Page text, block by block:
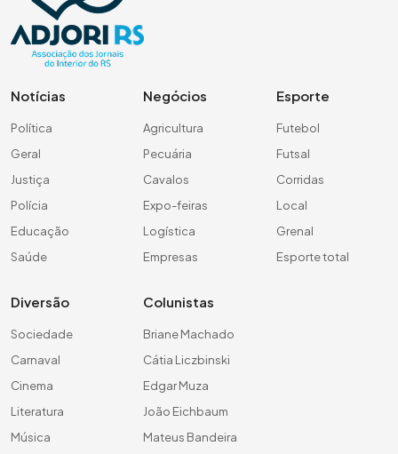
Notícias
Política
Geral
Justiça
Polícia
Educação
Saúde
Negócios
Agricultura
Pecuária
Cavalos
Expo-feiras
Logística
Empresas
Esporte
Futebol
Futsal
Corridas
Local
Grenal
Esporte total
Diversão
Sociedade
Carnaval
Cinema
Literatura
Música
Colunistas
Briane Machado
Cátia Liczbinski
Edgar Muza
João Eichbaum
Mateus Bandeira